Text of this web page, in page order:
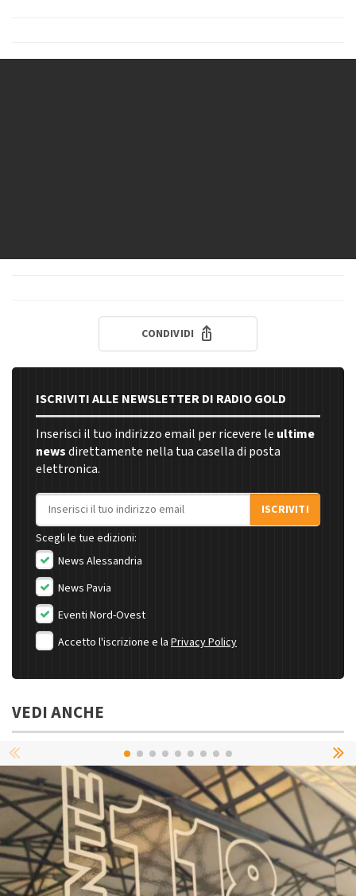
CONDIVIDI
ISCRIVITI ALLE NEWSLETTER DI RADIO GOLD
Inserisci il tuo indirizzo email per ricevere le ultime
newsdirettamente nella tua casella di posta
elettronica.
Indirizzo email
ISCRIVITI
Scegli le tue edizioni:
News Alessandria
News Pavia
Eventi Nord-Ovest
Accetto l'iscrizione e la Privacy Policy
VEDI ANCHE